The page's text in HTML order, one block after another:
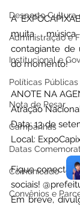
Desporto Cultura
Administração e
Institucional e
Políticas Públicas
Nota de Pesar
Campanhas
Datas
Comunicado
Convênios e
A
muita
contagiante de
do momento!
ANOTE NA
Atração
Data: 13 de
Local:
Fique
sociais!
Em breve,